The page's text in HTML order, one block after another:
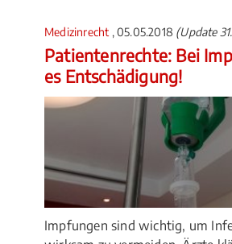
Medizinrecht , 05.05.2018 (Update
Patientenrechte: Bei
es Entschädigung!
Impfungen sind wichtig, um